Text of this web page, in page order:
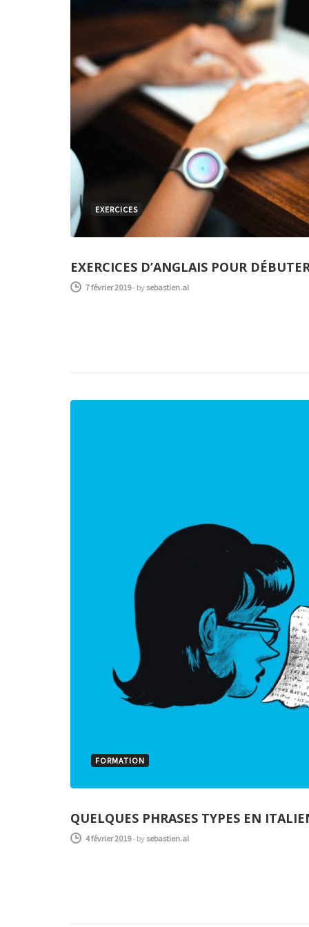
EXERCICES
EXERCICES D’ANGLAIS POUR
7 février 2019- by sebastien.al
FORMATION
QUELQUES PHRASES TYPES EN
4 février 2019- by sebastien.al